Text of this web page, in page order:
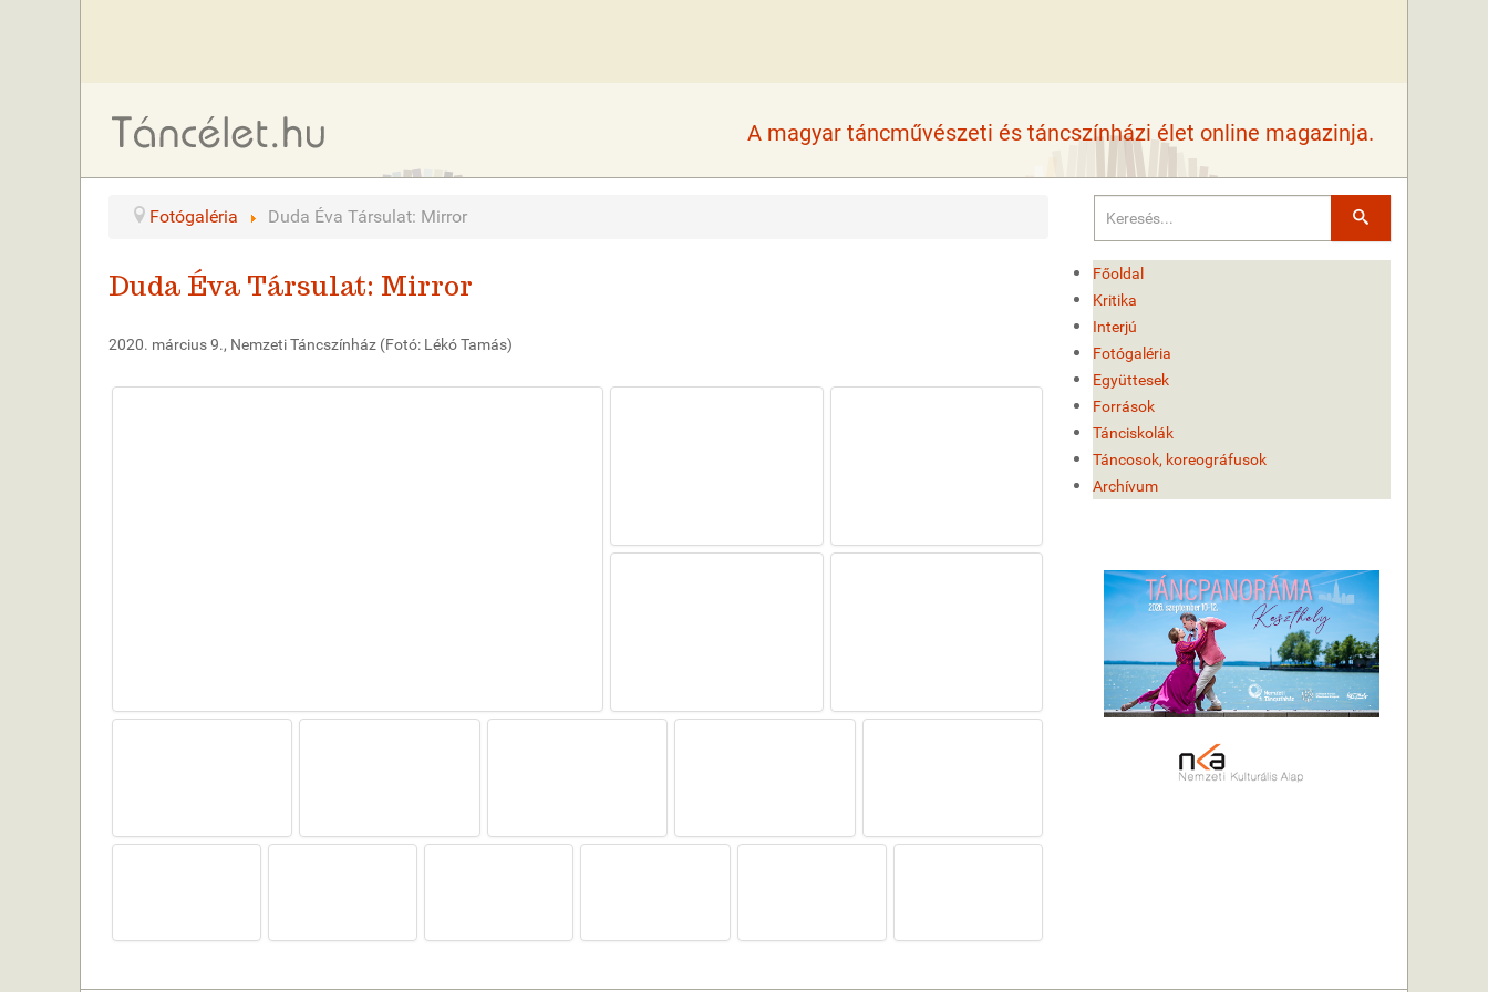
A magyar táncművészeti és táncszínházi élet online magazinja.
Fotógaléria Duda Éva Társulat: Mirror
Duda Éva Társulat: Mirror
2020. március 9., Nemzeti Táncszínház (Fotó: Lékó Tamás)
Keresés
Főoldal
Kritika
Interjú
Fotógaléria
Együttesek
Források
Tánciskolák
Táncosok, koreográfusok
Archívum